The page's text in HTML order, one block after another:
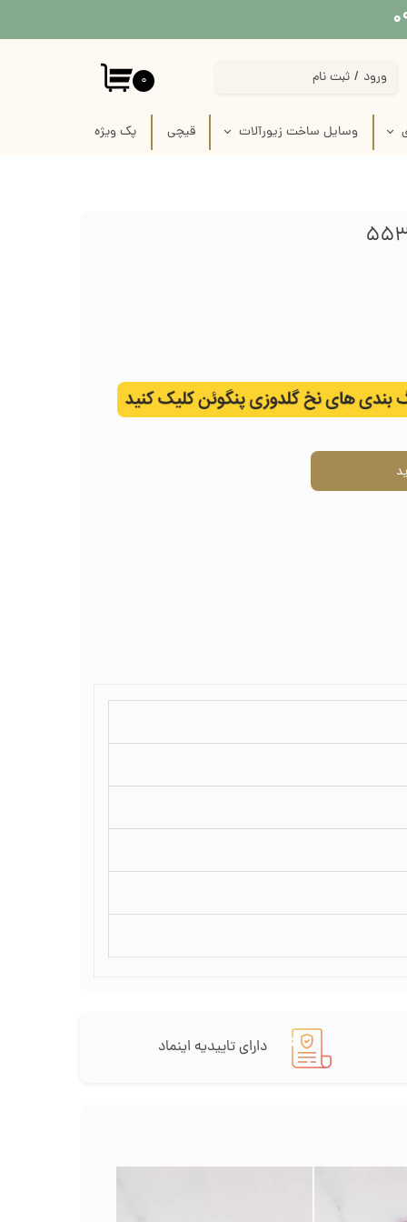
وسایل ساخت زیورآلات قیچی پک‌‌ ویژه
۰ ورود / ثبت نام
تغییر گذر واژه
خروج از حساب کاربری
دارای تاییدیه اینماد